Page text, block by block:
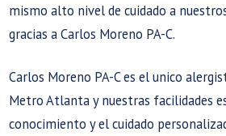
mismo alto nivel de cuidado a
gracias a Carlos Moreno PA-C.
Carlos Moreno PA-C es el unico
Metro Atlanta y nuestras facilidades
conocimiento y el cuidado